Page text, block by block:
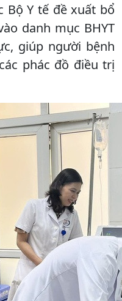
Bộ Y tế đề xuất bổ
danh mục BHYT
giúp người bệnh
phác đồ điều trị